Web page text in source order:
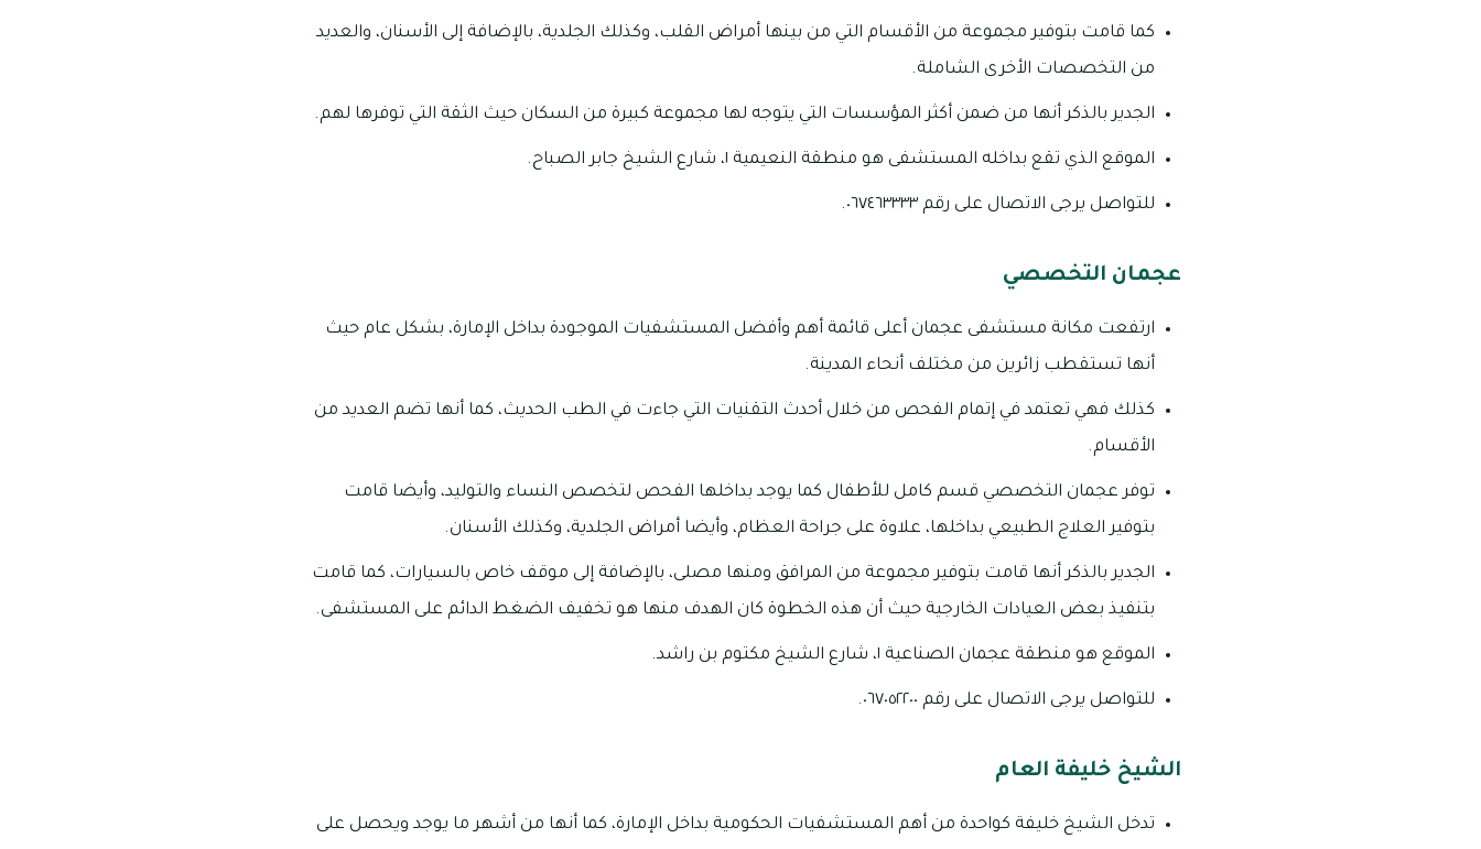
كما قامت بتوفير مجموعة من الأقسام التي من بينها أمراض القلب، وكذلك الجلدية، بالإضافة إلى الأسنان، والعديد
من التخصصات الأخرى الشاملة.
الجدير بالذكر أنها من ضمن أكثر المؤسسات التي يتوجه لها مجموعة كبيرة من السكان حيث الثقة التي توفرها لهم.
الموقع الذي تقع بداخله المستشفى هو منطقة النعيمية ١، شارع الشيخ جابر الصباح.
للتواصل يرجى الاتصال على رقم ٠٦٧٤٦٣٣٣٣.
عجمان التخصصي
ارتفعت مكانة مستشفى عجمان أعلى قائمة أهم وأفضل المستشفيات الموجودة بداخل الإمارة، بشكل عام حيث
أنها تستقطب زائرين من مختلف أنحاء المدينة.
كذلك فهي تعتمد في إتمام الفحص من خلال أحدث التقنيات التي جاءت في الطب الحديث، كما أنها تضم العديد من
الأقسام.
توفر عجمان التخصصي قسم كامل للأطفال كما يوجد بداخلها الفحص لتخصص النساء والتوليد، وأيضا قامت
بتوفير العلاج الطبيعي بداخلها، علاوة على جراحة العظام، وأيضا أمراض الجلدية، وكذلك الأسنان.
الجدير بالذكر أنها قامت بتوفير مجموعة من المرافق ومنها مصلى، بالإضافة إلى موقف خاص بالسيارات، كما قامت
بتنفيذ بعض العيادات الخارجية حيث أن هذه الخطوة كان الهدف منها هو تخفيف الضغط الدائم على المستشفى.
الموقع هو منطقة عجمان الصناعية ١، شارع الشيخ مكتوم بن راشد.
للتواصل يرجى الاتصال على رقم ٠٦٧٠٥٢٢٠٠.
الشيخ خليفة العام
تدخل الشيخ خليفة كواحدة من أهم المستشفيات الحكومية بداخل الإمارة، كما أنها من أشهر ما يوجد ويحصل على